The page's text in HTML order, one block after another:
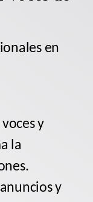
en
y
la
y